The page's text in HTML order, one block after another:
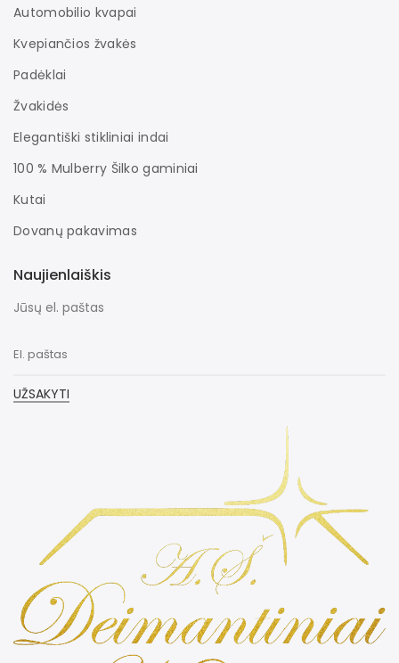
Automobilio kvapai
Kvepiančios žvakės
Padėklai
Žvakidės
Elegantiški stikliniai indai
100 % Mulberry Šilko gaminiai
Kutai
Dovanų pakavimas
Naujienlaiškis
Jūsų el. paštas